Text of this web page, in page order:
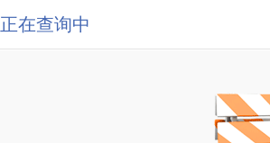
正在查询中